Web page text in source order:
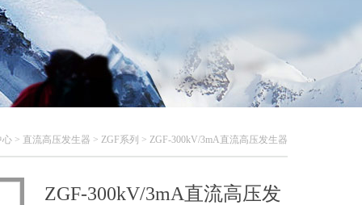
心 > 直流高压发生器 > ZGF系列 > ZGF-300kV/3mA直流高压发生器
ZGF-300kV/3mA直流高压发